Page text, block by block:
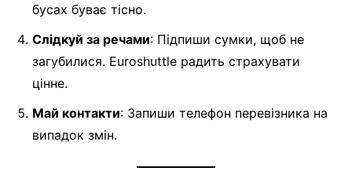
бусах буває тісно.
Слідкуй за речами: Підпиши сумки, щоб не
загубилися. Euroshuttle радить страхувати
цінне.
Май контакти: Запиши телефон перевізника на
випадок змін.